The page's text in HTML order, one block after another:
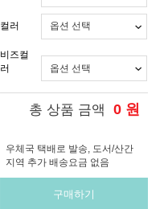
컬러
비즈컬
러
총 상품 금액 0 원
우체국 택배로 발송, 도서/산간
지역 추가 배송요금 없음
구매하기